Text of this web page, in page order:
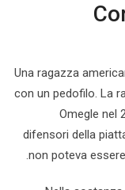
Una ragazza
con un pedofilo. La
Omegle nel
difensori della
non poteva